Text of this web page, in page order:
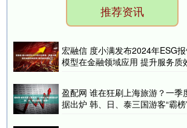
推荐资讯
宏融信 度小满发布2024年ESG
模型在金融领域应用 提升服务质
盈配网 谁在狂刷上海旅游？一季
据出炉 韩、日、泰三国游客“霸榜